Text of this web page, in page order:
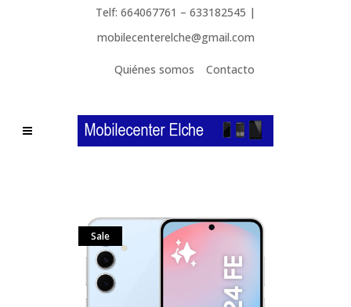
Telf: 664067761 – 633182545 |
mobilecenterelche@gmail.com
Quiénes somos Contacto
Sale